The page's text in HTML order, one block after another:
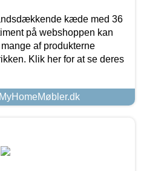
kæde med 36
på webshoppen kan
af produkterne
Klik her for at se deres